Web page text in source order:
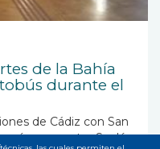
de la Bahía
durante el
de Cádiz con San
así como entre Sanlúcar